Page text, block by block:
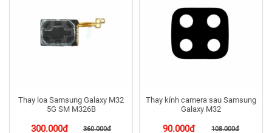
Thay loa Samsung Galaxy M32
5G SM M326B
300.000đ 360.000đ
Thay kính camera sau Samsung
Galaxy M32
90.000đ 108.000đ